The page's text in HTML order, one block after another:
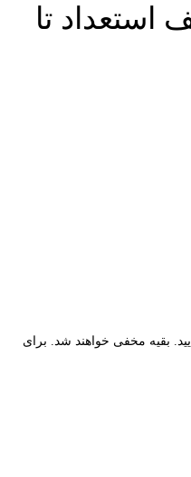
تا
بقیه مخفی خواهند شد. برای